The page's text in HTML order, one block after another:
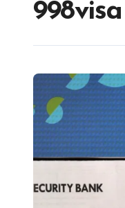
998visa